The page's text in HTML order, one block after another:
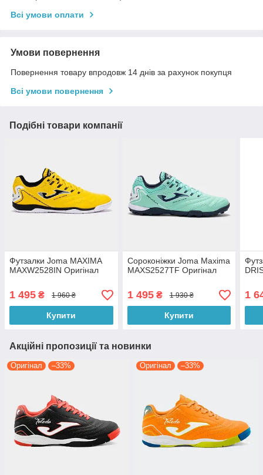
Всі умови оплати
Умови повернення
Повернення товару впродовж 14 днів за рахунок покупця
Всі умови повернення
Подібні товари компанії
Футзалки Joma MAXIMA
MAXW2528IN Оригінал
1 495 ₴ 1 960 ₴
Купити
Сороконіжки Joma Maxima
MAXS2527TF Оригінал
1 495₴ 1 930 ₴
Купити
1
Акційні пропозиції та новинки
Оригінал –33% Оригінал –33%